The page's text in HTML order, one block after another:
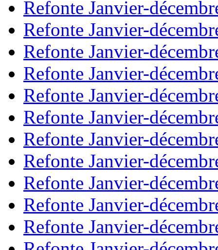
Refonte Janvier-
Refonte Janvier-
Refonte Janvier-
Refonte Janvier-
Refonte Janvier-
Refonte Janvier-
Refonte Janvier-
Refonte Janvier-
Refonte Janvier-
Refonte Janvier-
Refonte Janvier-